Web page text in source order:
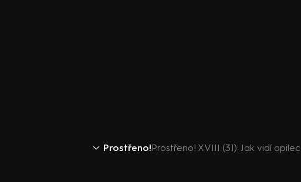
Prostřeno!Prostřeno! XVIII (31): Jak vidí opilec